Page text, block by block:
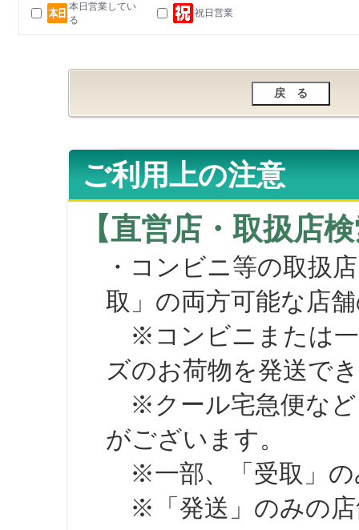
本日営業してい
る
祝日営業
ご利用上の注意
【直営店・取扱店
・コンビニ等の取扱
取」の両方可能な店
※コンビニまたは一
ズのお荷物を発送で
※クール宅急便など
がございます。
※一部、「受取」の
※「発送」のみの店